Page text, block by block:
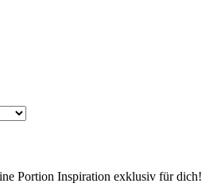
Portion Inspiration exklusiv für dich!